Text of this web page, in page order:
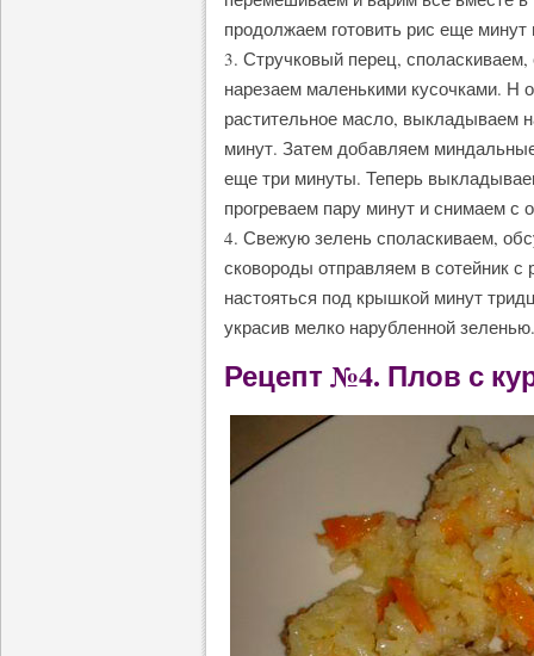
продолжаем готовить рис еще минут
3. Стручковый перец,
нарезаем маленькими кусочками. Н
растительное масло, выкладываем
минут. Затем добавляем
еще три минуты. Теперь
прогреваем пару минут и снимаем с
4. Свежую зелень споласкиваем,
сковороды отправляем в сотейник
настояться под крышкой минут
украсив мелко нарубленной зеленью.
Рецепт №4. Плов с